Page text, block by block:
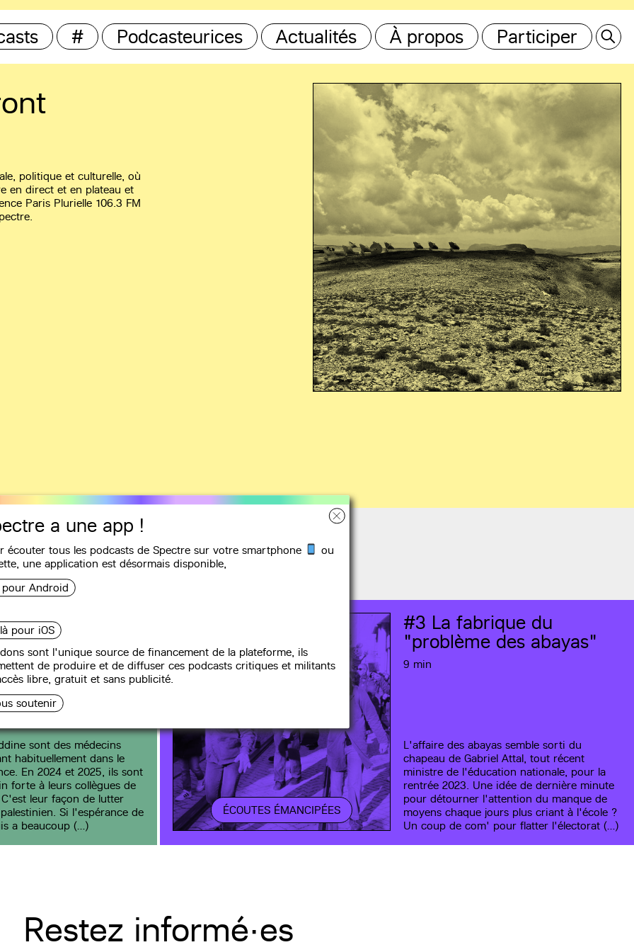
# Podcasteurices Actualités À propos Participer
a une app !
écouter tous les podcasts de Spectre sur votre smartphone
ou
une application est désormais disponible,
Android
pour iOS
sont l'unique source de financement de la plateforme, ils
de produire et de diffuser ces podcasts critiques et militants
libre, gratuit et sans publicité.
soutenir
politique et culturelle, où
en direct et en plateau et
Paris Plurielle 106.3 FM
Recommandations
de Gaza
sont des médecins
habituellement dans le
En 2024 et 2025, ils sont
forte à leurs collègues de
C'est leur façon de lutter
Si l'espérance de
a beaucoup (…)
ÉCOUTES ÉMANCIPÉES
#3 La fabrique du
"problème des abayas"
9 min
L'affaire des abayas semble sorti du
chapeau de Gabriel Attal, tout récent
ministre de l'éducation nationale, pour la
rentrée 2023. Une idée de dernière minute
pour détourner l'attention du manque de
moyens chaque jours plus criant à l'école ?
Un coup de com' pour flatter l'électorat (…)
Restez informé·es